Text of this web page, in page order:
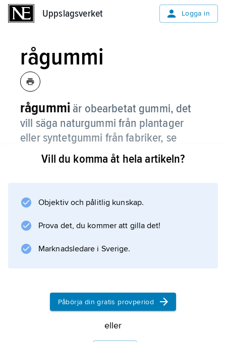
Uppslagsverket Logga in
rågummi
rågummi är obearbetat gummi, det
vill säga naturgummi från plantager
eller syntetgummi från fabriker, se
gummi.
Vill du komma åt hela artikeln?
Objektiv och pålitlig kunskap.
Prova det, du kommer att gilla det!
Marknadsledare i Sverige.
Påbörja din gratis provperiod
eller